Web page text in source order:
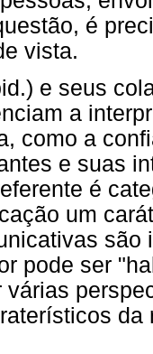
é
vista.
e seus
a
como a
e suas
é
um
são
pode ser
várias